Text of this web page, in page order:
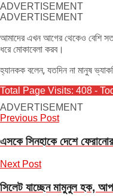
ADVERTISEMENT
ADVERTISEMENT
আমাদের এখন আগের থেকেও বেশি
ধরে মোকাবেলা করব।
হ্যানকক বলেন, যতদিন না মানুষ
Total Page Visits: 408 -
ADVERTISEMENT
Previous Post
এসকে সিনহাকে দেশে
Next Post
সিলেট যাচ্ছেন মামুনুল হক,